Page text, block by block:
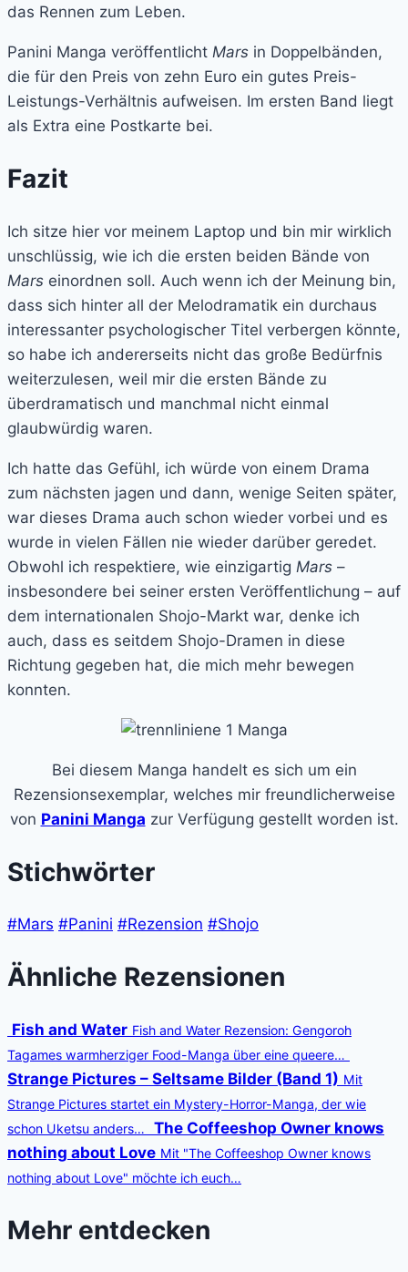
das Rennen zum Leben.
Panini Manga veröffentlicht Mars in Doppelbänden,
die für den Preis von zehn Euro ein gutes Preis-
Leistungs-Verhältnis aufweisen. Im ersten Band liegt
als Extra eine Postkarte bei.
Fazit
Ich sitze hier vor meinem Laptop und bin mir wirklich
unschlüssig, wie ich die ersten beiden Bände von
Mars einordnen soll. Auch wenn ich der Meinung bin,
dass sich hinter all der Melodramatik ein durchaus
interessanter psychologischer Titel verbergen könnte,
so habe ich andererseits nicht das große Bedürfnis
weiterzulesen, weil mir die ersten Bände zu
überdramatisch und manchmal nicht einmal
glaubwürdig waren.
Ich hatte das Gefühl, ich würde von einem Drama
zum nächsten jagen und dann, wenige Seiten später,
war dieses Drama auch schon wieder vorbei und es
wurde in vielen Fällen nie wieder darüber geredet.
Obwohl ich respektiere, wie einzigartig Mars –
insbesondere bei seiner ersten Veröffentlichung – auf
dem internationalen Shojo-Markt war, denke ich
auch, dass es seitdem Shojo-Dramen in diese
Richtung gegeben hat, die mich mehr bewegen
konnten.
Bei diesem Manga handelt es sich um ein
Rezensionsexemplar, welches mir freundlicherweise
von Panini Manga zur Verfügung gestellt worden ist.
Stichwörter
#Mars #Panini #Rezension #Shojo
Ähnliche Rezensionen
Fish and Water Fish and Water Rezension: Gengoroh
Tagames warmherziger Food-Manga über eine queere…
Strange Pictures – Seltsame Bilder (Band 1) Mit
Strange Pictures startet ein Mystery-Horror-Manga, der wie
schon Uketsu anders…
The Coffeeshop Owner knows
nothing about Love Mit "The Coffeeshop Owner knows
nothing about Love" möchte ich euch…
Mehr entdecken